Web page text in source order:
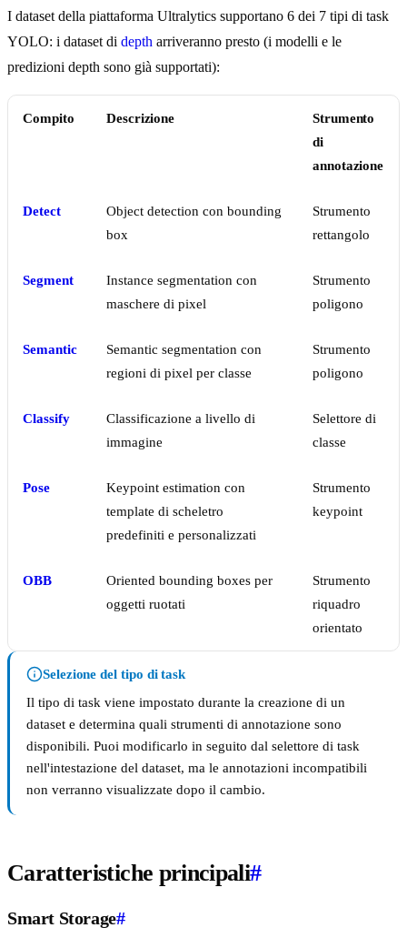
I dataset della piattaforma Ultralytics supportano 6 dei 7 tipi di task
YOLO: i dataset di depth arriveranno presto (i modelli e le
predizioni depth sono già supportati):
Compito Descrizione
Strumento
di
annotazione
Detect
Object detection con bounding
box
Strumento
rettangolo
Segment
Instance segmentation con
maschere di pixel
Strumento
poligono
Semantic
Semantic segmentation con
regioni di pixel per classe
Strumento
poligono
Classify
Classificazione a livello di
immagine
Selettore di
classe
Pose
Keypoint estimation con
template di scheletro
predefiniti e personalizzati
Strumento
keypoint
OBB
Oriented bounding boxes per
oggetti ruotati
Strumento
riquadro
orientato
Selezione del tipo di task
Il tipo di task viene impostato durante la creazione di un
dataset e determina quali strumenti di annotazione sono
disponibili. Puoi modificarlo in seguito dal selettore di task
nell'intestazione del dataset, ma le annotazioni incompatibili
non verranno visualizzate dopo il cambio.
Caratteristiche principali#
Smart Storage#